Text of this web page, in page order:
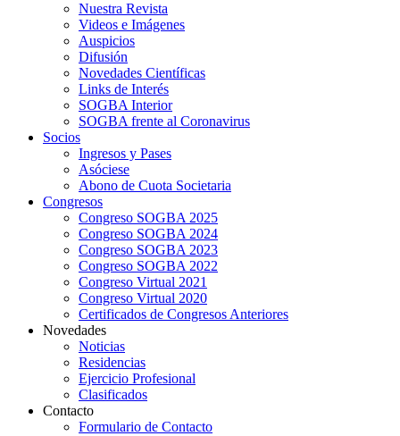
Nuestra Revista
Videos e Imágenes
Auspicios
Difusión
Novedades Científicas
Links de Interés
SOGBA Interior
SOGBA frente al Coronavirus
Socios
Ingresos y Pases
Asóciese
Abono de Cuota Societaria
Congresos
Congreso SOGBA 2025
Congreso SOGBA 2024
Congreso SOGBA 2023
Congreso SOGBA 2022
Congreso Virtual 2021
Congreso Virtual 2020
Certificados de Congresos Anteriores
Novedades
Noticias
Residencias
Ejercicio Profesional
Clasificados
Contacto
Formulario de Contacto